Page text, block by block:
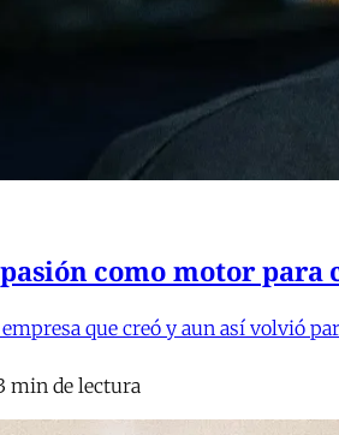
pasión como motor
que creó y aun así volvió
min de lectura